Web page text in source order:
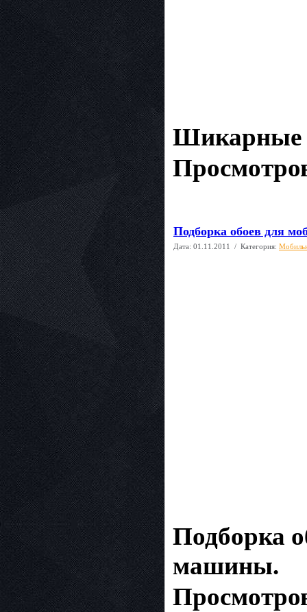
Шикарные
Подборка обоев для
Дата: 01.11.2011 / Категория:
Подборка
машины.